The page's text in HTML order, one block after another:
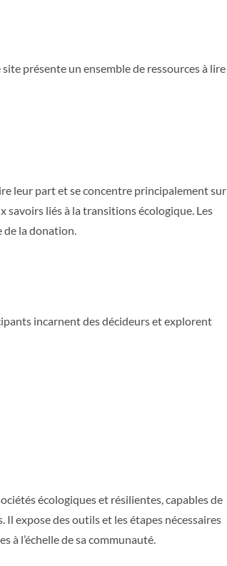
présente un ensemble de ressources à lire
leur part et se concentre principalement sur
savoirs liés à la transitions écologique. Les
la donation.
incarnent des décideurs et explorent
écologiques et résilientes, capables de
expose des outils et les étapes nécessaires
à l’échelle de sa communauté.